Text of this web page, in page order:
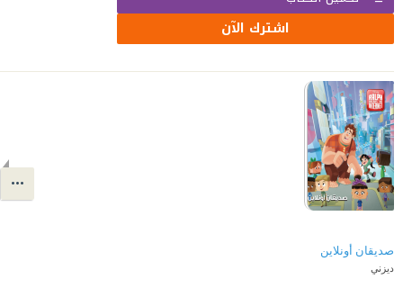
اشترك الآن
صديقان أونلاين
ديزني